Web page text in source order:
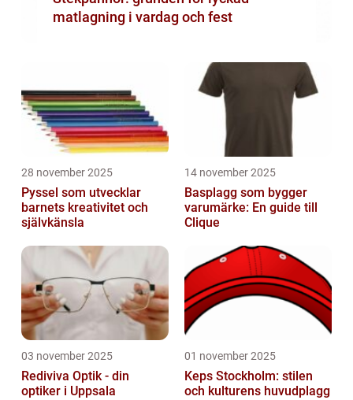
matlagning i vardag och fest
28 november 2025
Pyssel som utvecklar
barnets kreativitet och
självkänsla
14 november 2025
Basplagg som bygger
varumärke: En guide till
Clique
03 november 2025
Rediviva Optik - din
optiker i Uppsala
01 november 2025
Keps Stockholm: stilen
och kulturens huvudplagg